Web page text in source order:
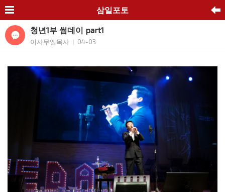
삼일포토
청년1부 썸데이 part1
이사무엘목사 04-03